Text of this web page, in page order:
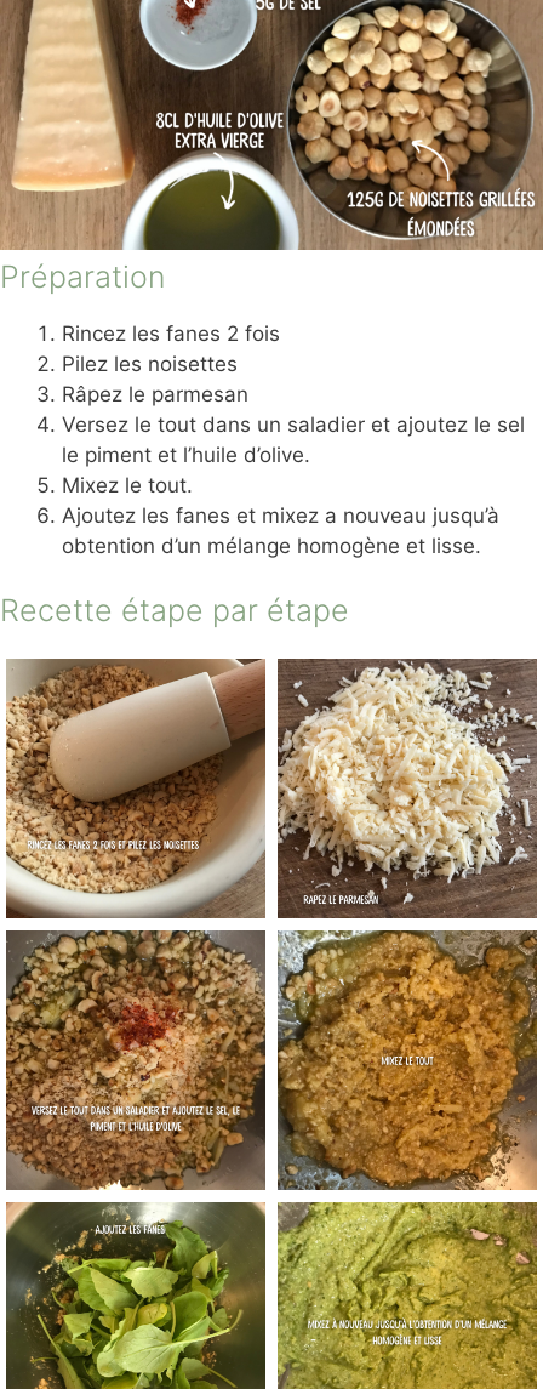
Préparation
Rincez les fanes 2 fois
Pilez les noisettes
Râpez le parmesan
Versez le tout dans un saladier et ajoutez le sel
le piment et l’huile d’olive.
Mixez le tout.
Ajoutez les fanes et mixez a nouveau jusqu’à
obtention d’un mélange homogène et lisse.
Recette étape par étape